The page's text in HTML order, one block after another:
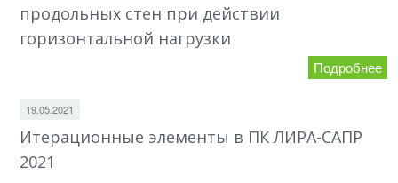
продольных стен при действии
горизонтальной нагрузки
Подробнее
19.05.2021
Итерационные элементы в ПК ЛИРА-САПР
2021